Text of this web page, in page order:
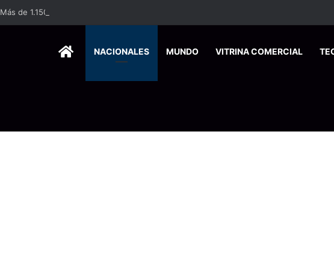
Más de 1.150 familias sostienen la producción de papa en Costa Rica
HOMENACIONALES MUNDO VITRINA COMERCIAL